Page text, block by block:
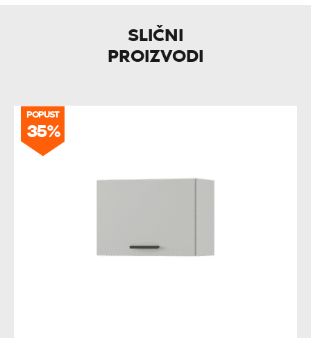
SLIČNI
PROIZVODI
POPUST
35%